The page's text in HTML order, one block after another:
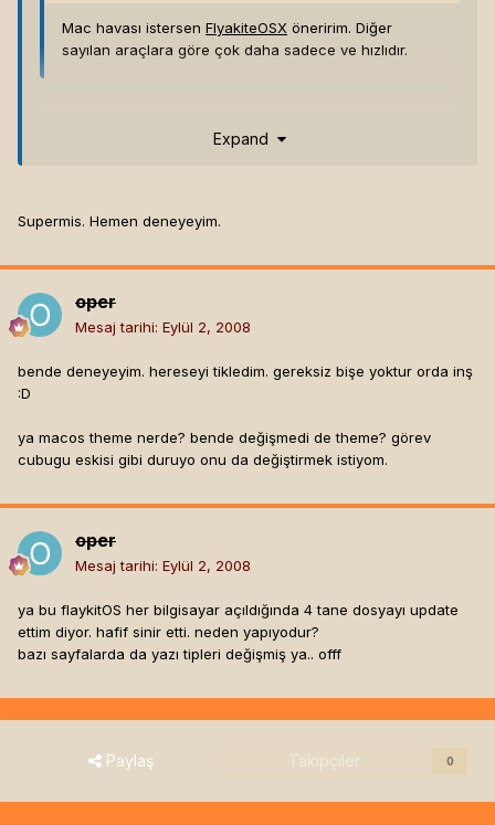
Mac havası istersen FlyakiteOSX öneririm. Diğer
sayılan araçlara göre çok daha sadece ve hızlıdır.
imbaymış =) böyle birşey arıyordum ben de.. çok sevdim
Expand
Supermis. Hemen deneyeyim.
oper
Mesaj tarihi: Eylül 2, 2008
bende deneyeyim. hereseyi tikledim. gereksiz bişe yoktur orda inş
:D
ya macos theme nerde? bende değişmedi de theme? görev
cubugu eskisi gibi duruyo onu da değiştirmek istiyom.
oper
Mesaj tarihi: Eylül 2, 2008
ya bu flaykitOS her bilgisayar açıldığında 4 tane dosyayı update
ettim diyor. hafif sinir etti. neden yapıyodur?
bazı sayfalarda da yazı tipleri değişmiş ya.. offf
Paylaş Takipçiler 0